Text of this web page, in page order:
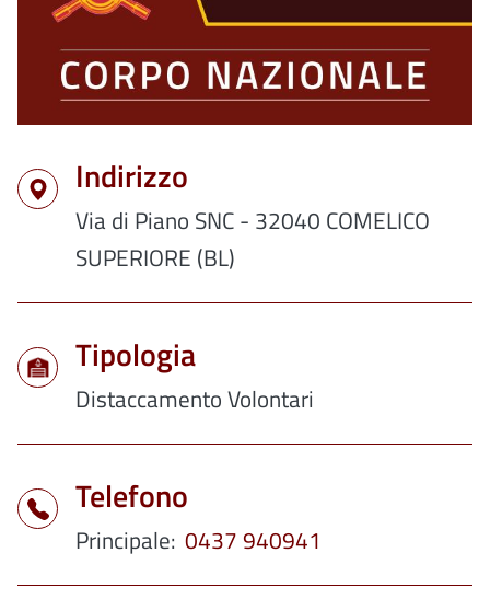
Indirizzo
Via di Piano SNC - 32040 COMELICO
SUPERIORE (BL)
Tipologia
Distaccamento Volontari
Telefono
Principale 0437 940941